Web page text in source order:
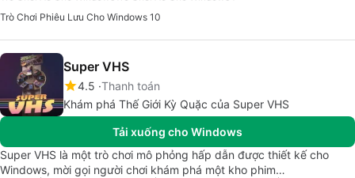
Trò Chơi Phiêu Lưu Cho Windows 10
Super VHS
4.5 Thanh toán
Khám phá Thế Giới Kỳ Quặc của Super VHS
Tải xuống cho Windows
Super VHS là một trò chơi mô phỏng hấp dẫn được thiết kế cho
Windows, mời gọi người chơi khám phá một kho phim…